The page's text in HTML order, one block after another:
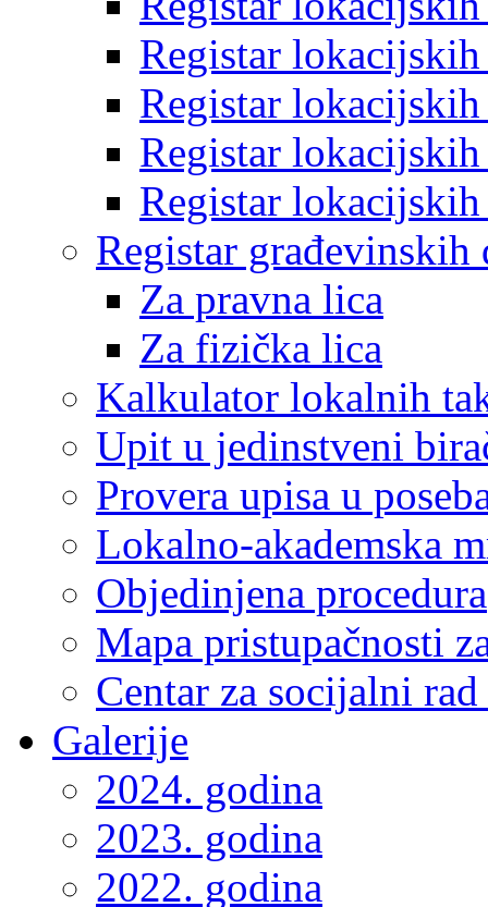
Registar
Registar
Registar
Registar
Registar građevinskih
Za pravna lica
Za fizička lica
Kalkulator lokalnih
Upit u jedinstveni
Provera upisa u
Lokalno-akademska
Objedinjena procedura
Mapa pristupačnosti
Centar za socijalni
Galerije
2024. godina
2023. godina
2022. godina